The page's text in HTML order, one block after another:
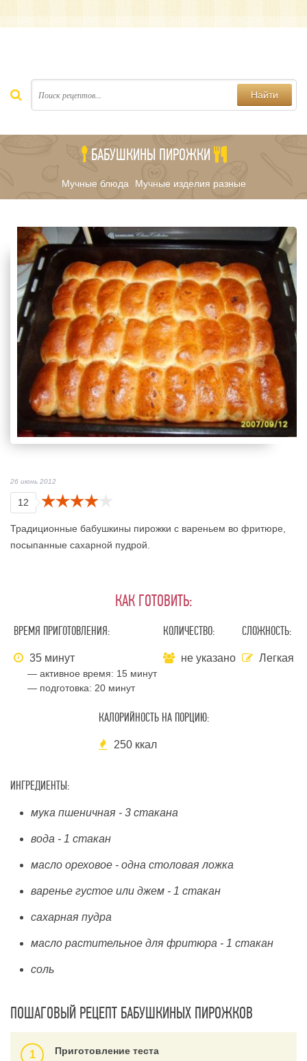
Найти
БАБУШКИНЫ ПИРОЖКИ
Мучные блюда/ Мучные изделия разные
26 июнь 2012
12
Традиционные бабушкины пирожки с вареньем во фритюре,
посыпанные сахарной пудрой.
КАК ГОТОВИТЬ:
ВРЕМЯ ПРИГОТОВЛЕНИЯ:
35 минут
— активное время: 15 минут
— подготовка: 20 минут
КОЛИЧЕСТВО:
не указано
СЛОЖНОСТЬ:
Легкая
КАЛОРИЙНОСТЬ НА ПОРЦИЮ:
250 ккал
ИНГРЕДИЕНТЫ:
мука пшеничная - 3 стакана
вода - 1 стакан
масло ореховое - одна столовая ложка
варенье густое или джем - 1 стакан
сахарная пудра
масло растительное для фритюра - 1 стакан
соль
ПОШАГОВЫЙ РЕЦЕПТ БАБУШКИНЫХ ПИРОЖКОВ
Приготовление теста